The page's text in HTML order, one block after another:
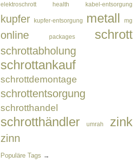
elektroschrott health kabel-entsorgung
kupfer kupfer-entsorgung metall mg
online packages schrott
schrottabholung
schrottankauf
schrottdemontage
schrottentsorgung
schrotthandel
schrotthändler umrah zink
zinn
Populäre Tags →